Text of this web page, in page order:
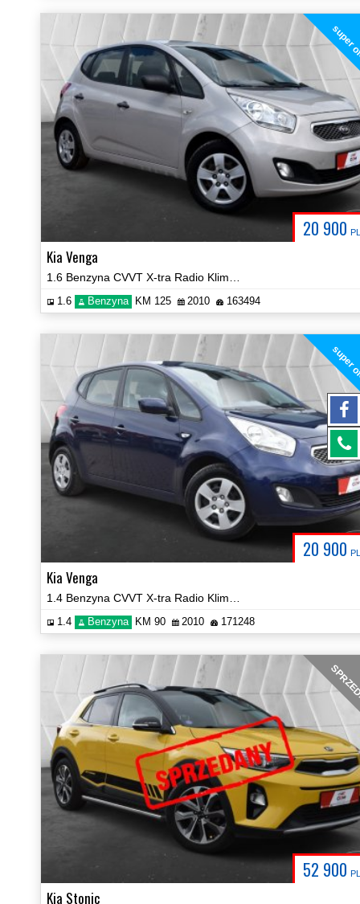
20 900
Kia Venga
1.6 Benzyna KM 125 2010 163494
20 900
Kia Venga
1.4 Benzyna KM 90 2010 171248
52 900
Kia Stonic